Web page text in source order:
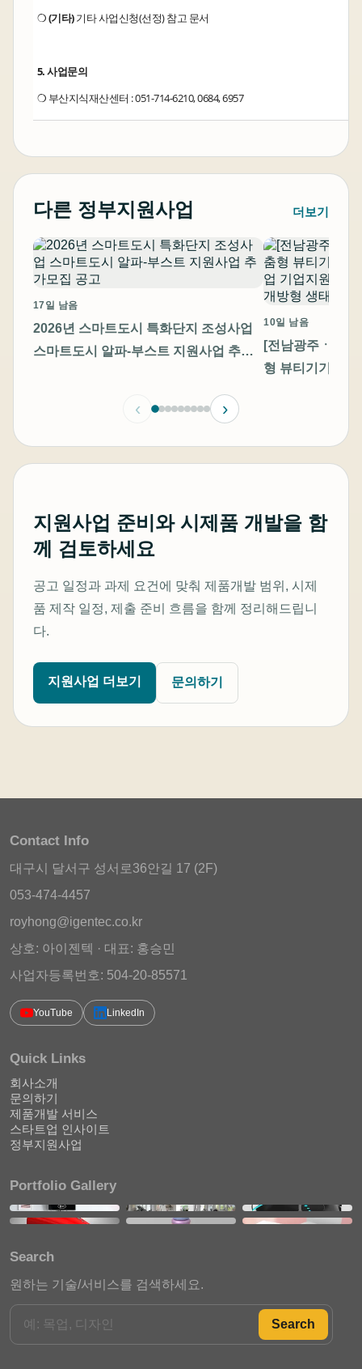
❍(기타)기타 사업신청(선정) 참고 문서
5. 사업문의
❍ 부산지식재산센터 : 051-714-6210, 0684, 6957
다른 정부지원사업 더보기
17일 남음
2026년 스마트도시 특화단지 조성사업
스마트도시 알파-부스트 지원사업 추가
10일 남음
[전남광주ㆍ충
형 뷰티기기 고
‹ ›
지원사업 준비와 시제품 개발을 함
께 검토하세요
공고 일정과 과제 요건에 맞춰 제품개발 범위, 시제
품 제작 일정, 제출 준비 흐름을 함께 정리해드립니
다.
지원사업 더보기 문의하기
Contact Info
대구시 달서구 성서로36안길 17 (2F)
053-474-4457
royhong@igentec.co.kr
상호: 아이젠텍 · 대표: 홍승민
사업자등록번호: 504-20-85571
YouTube LinkedIn
Quick Links
회사소개
문의하기
제품개발 서비스
스타트업 인사이트
정부지원사업
Portfolio Gallery
Search
원하는 기술/서비스를 검색하세요.
Search